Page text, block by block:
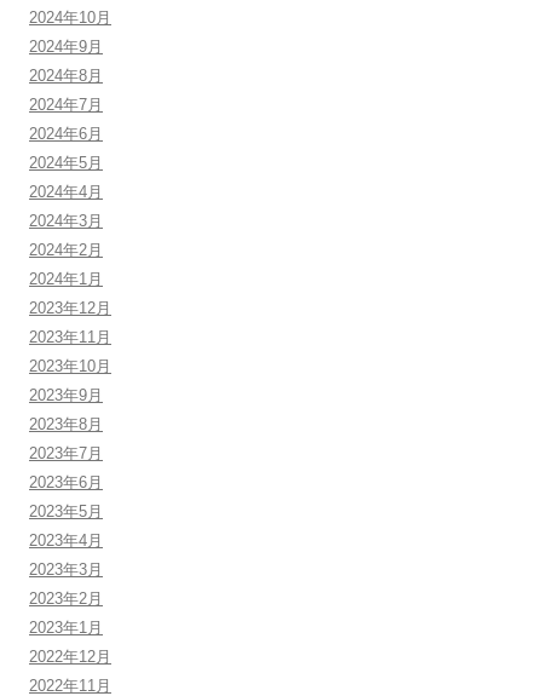
2024年10月
2024年9月
2024年8月
2024年7月
2024年6月
2024年5月
2024年4月
2024年3月
2024年2月
2024年1月
2023年12月
2023年11月
2023年10月
2023年9月
2023年8月
2023年7月
2023年6月
2023年5月
2023年4月
2023年3月
2023年2月
2023年1月
2022年12月
2022年11月